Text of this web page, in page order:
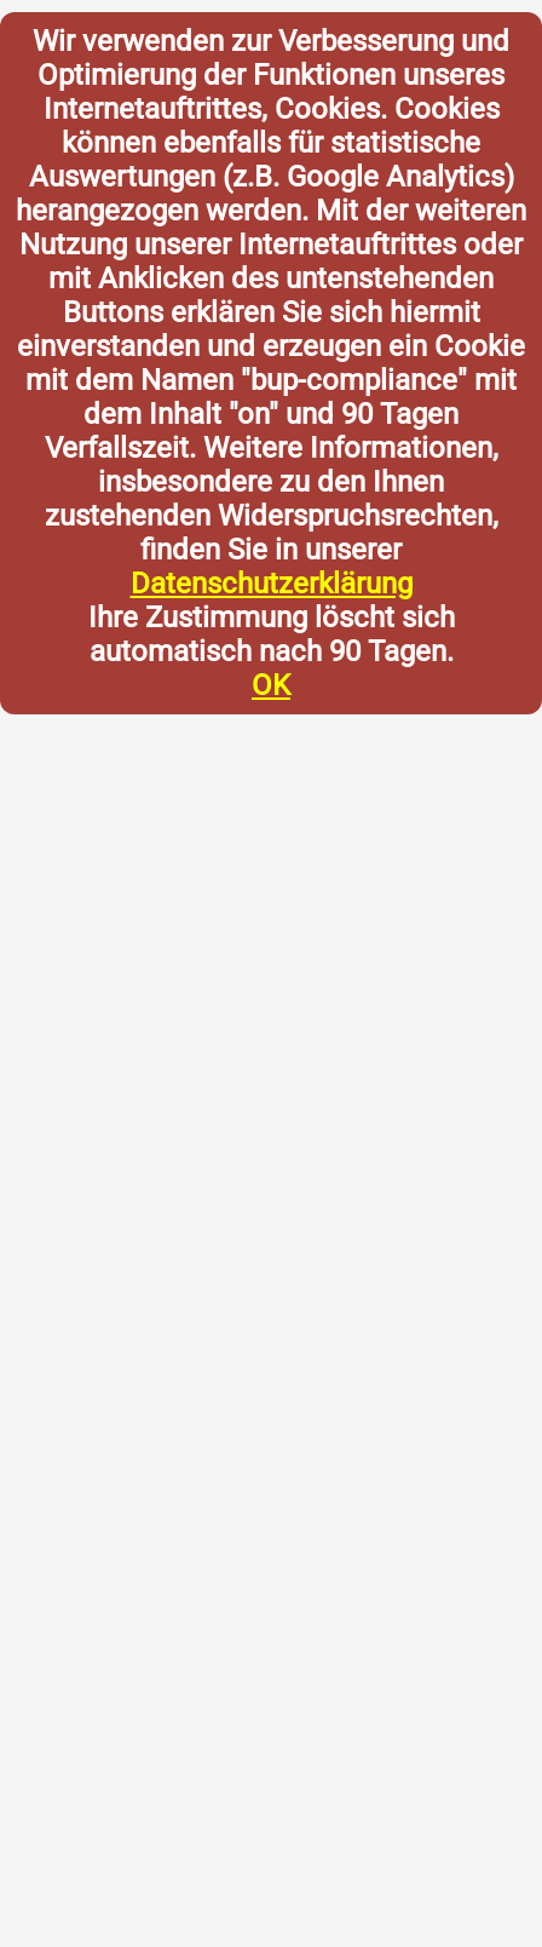
Wir verwenden zur Verbesserung und
Optimierung der Funktionen unseres
Internetauftrittes, Cookies. Cookies
können ebenfalls für statistische
Auswertungen (z.B. Google Analytics)
herangezogen werden. Mit der weiteren
Nutzung unserer Internetauftrittes oder
mit Anklicken des untenstehenden
Buttons erklären Sie sich hiermit
einverstanden und erzeugen ein Cookie
mit dem Namen "bup-compliance" mit
dem Inhalt "on" und 90 Tagen
Verfallszeit. Weitere Informationen,
insbesondere zu den Ihnen
zustehenden Widerspruchsrechten,
finden Sie in unserer
Datenschutzerklärung
Ihre Zustimmung löscht sich
automatisch nach 90 Tagen.
OK